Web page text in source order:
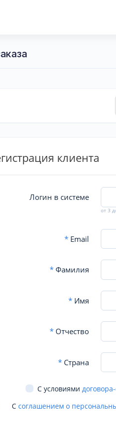
клиента
Логин в системе
от 3
*Email
*Фамилия
*Имя
*Отчество
*Страна
С условиями
С соглашением о